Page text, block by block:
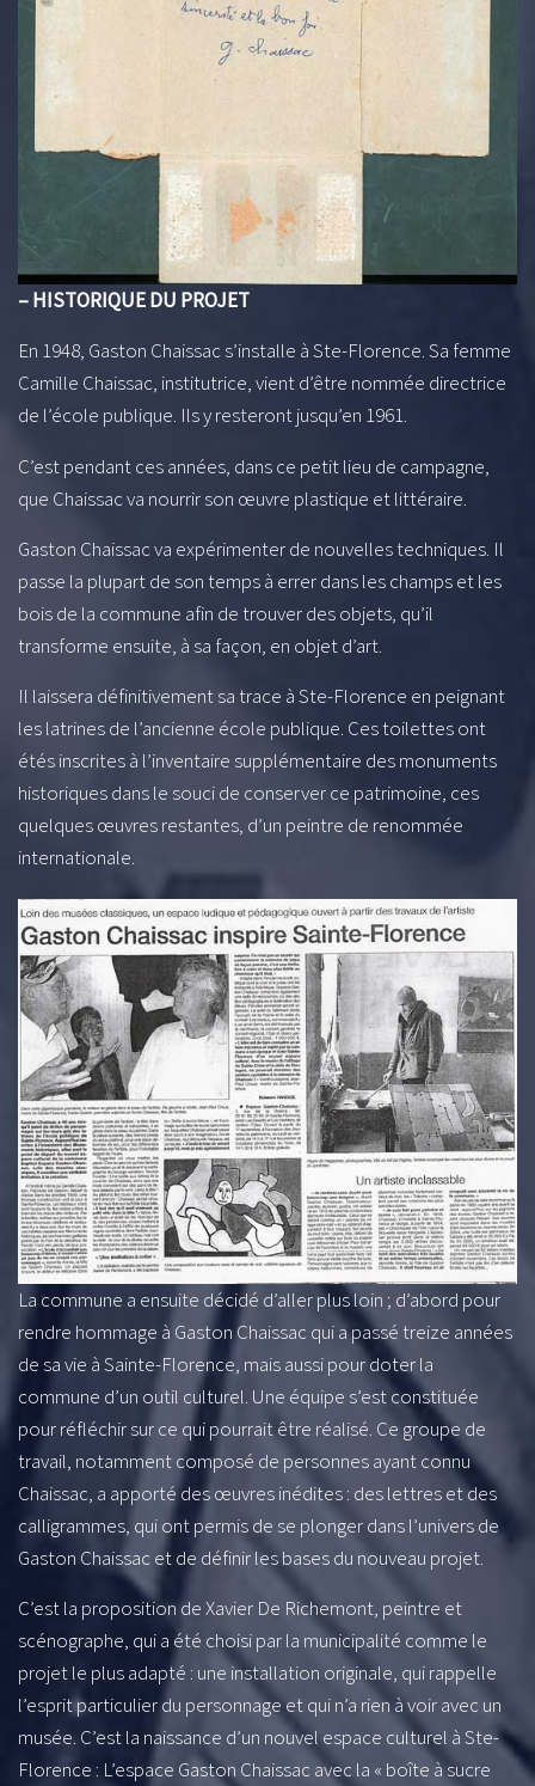
– HISTORIQUE DU PROJET
En 1948, Gaston Chaissac s’installe à Ste-Florence. Sa femme
Camille Chaissac, institutrice, vient d’être nommée directrice
de l’école publique. Ils y resteront jusqu’en 1961.
C’est pendant ces années, dans ce petit lieu de campagne,
que Chaissac va nourrir son œuvre plastique et littéraire.
Gaston Chaissac va expérimenter de nouvelles techniques. Il
passe la plupart de son temps à errer dans les champs et les
bois de la commune afin de trouver des objets, qu’il
transforme ensuite, à sa façon, en objet d’art.
Il laissera définitivement sa trace à Ste-Florence en peignant
les latrines de l’ancienne école publique. Ces toilettes ont
étés inscrites à l’inventaire supplémentaire des monuments
historiques dans le souci de conserver ce patrimoine, ces
quelques œuvres restantes, d’un peintre de renommée
internationale.
La commune a ensuite décidé d’aller plus loin ; d’abord pour
rendre hommage à Gaston Chaissac qui a passé treize années
de sa vie à Sainte-Florence, mais aussi pour doter la
commune d’un outil culturel. Une équipe s’est constituée
pour réfléchir sur ce qui pourrait être réalisé. Ce groupe de
travail, notamment composé de personnes ayant connu
Chaissac, a apporté des œuvres inédites : des lettres et des
calligrammes, qui ont permis de se plonger dans l’univers de
Gaston Chaissac et de définir les bases du nouveau projet.
C’est la proposition de Xavier De Richemont, peintre et
scénographe, qui a été choisi par la municipalité comme le
projet le plus adapté : une installation originale, qui rappelle
l’esprit particulier du personnage et qui n’a rien à voir avec un
musée. C’est la naissance d’un nouvel espace culturel à Ste-
Florence : L’espace Gaston Chaissac avec la « boîte à sucre